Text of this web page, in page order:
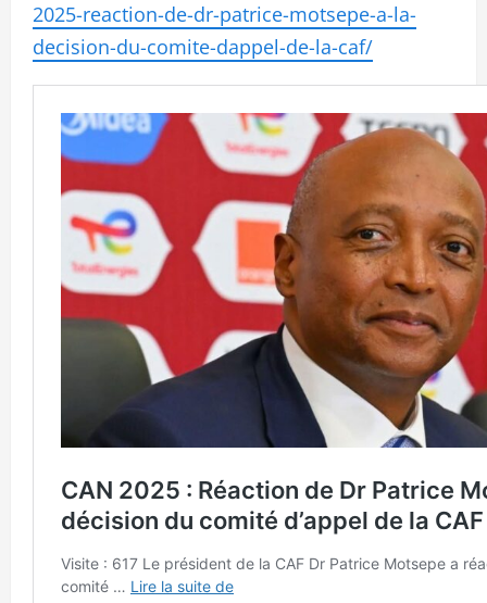
2025-reaction-de-dr-patrice-motsepe-a-la-
decision-du-comite-dappel-de-la-caf/